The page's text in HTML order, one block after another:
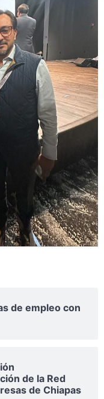
de empleo con
de la Red
de Chiapas